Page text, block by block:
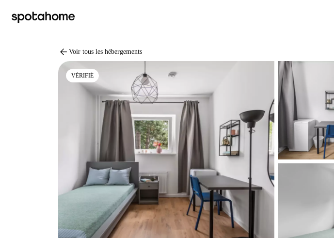
arrow_back Voir tous les hébergements
VÉRIFIÉ